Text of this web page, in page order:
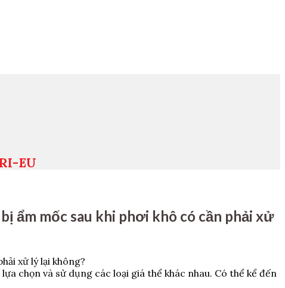
EU
ẩm mốc sau khi phơi khô có cần phải xử
xử lý lại không?
chọn và sử dụng các loại giá thể khác nhau. Có thể kể đến